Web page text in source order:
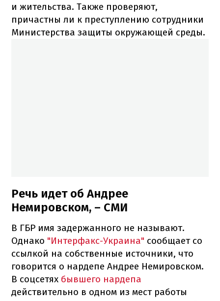
и жительства. Также проверяют,
причастны ли к преступлению сотрудники
Министерства защиты окружающей среды.
Речь идет об Андрее
Немировском, – СМИ
В ГБР имя задержанного не называют.
Однако "Интерфакс-Украина" сообщает со
ссылкой на собственные источники, что
говорится о нардепе Андрее Немировском.
В соцсетях бывшего нардепа
действительно в одном из мест работы